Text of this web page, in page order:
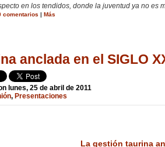
en los tendidos, donde la juventud ya no es
comentarios Más
anclada en el SIGLO
lunes, 25 de abril de 2011
, Presentaciones
La gestión taurina